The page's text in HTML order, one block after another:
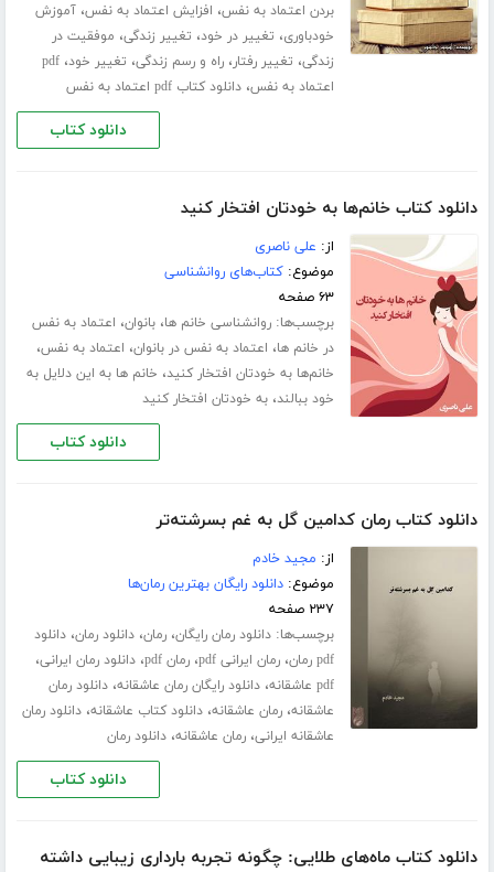
بردن اعتماد به نفس، افزایش اعتماد به نفس،آموزش
خودباوری، تغییر در خود، تغییر زندگی، موفقیت در
زندگی، تغییر رفتار،راه و رسم زندگی، تغییر خود،pdf
اعتماد به نفس،دانلود کتاب pdf اعتماد به نفس
دانلود کتاب
دانلود کتاب خانم‌ها به خودتان افتخار کنید
از: علی ناصری
موضوع:کتاب‌های روانشناسی
۶۳ صفحه
برچسب‌ها:روانشناسی خانم ها،بانوان، اعتماد به نفس
در خانم ها، اعتماد به نفس در بانوان، اعتماد به نفس،
خانم‌ها به خودتان افتخار کنید، خانم ها به این دلایل به
خود ببالند،به خودتان افتخار کنید
دانلود کتاب
دانلود کتاب رمان کدامین گل به غم بسرشته‌تر
از: مجید خادم
موضوع:دانلود رایگان بهترین رمان‌ها
۲۳۷ صفحه
برچسب‌ها:دانلود رمان رایگان،رمان،دانلود رمان،دانلود
pdf رمان
،رمان ایرانی pdf ،رمان pdf ،دانلود رمان ایرانی،
pdf عاشقانه ،دانلود رایگان رمان عاشقانه،دانلود رمان
عاشقانه،رمان عاشقانه،دانلود کتاب عاشقانه،دانلود رمان
عاشقانه ایرانی،رمان عاشقانه،دانلود رمان
دانلود کتاب
دانلود کتاب ماه‌های طلایی: چگونه تجربه بارداری زیبایی داشته